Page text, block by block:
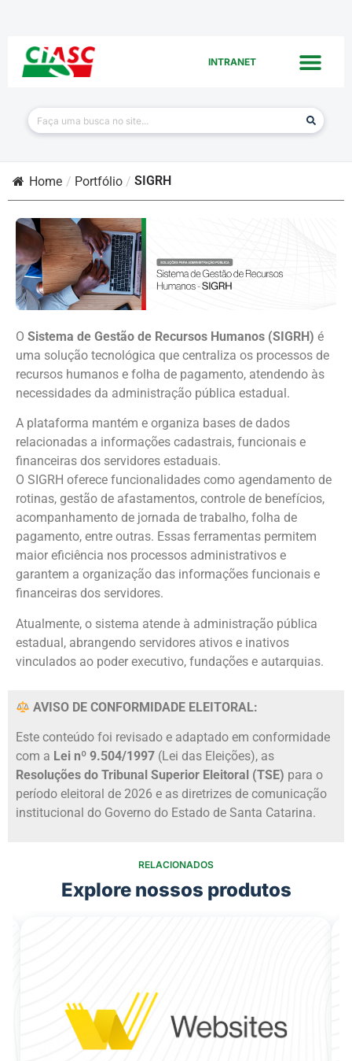
INTRANET
Home / Portfólio / SIGRH
O Sistema de Gestão de Recursos Humanos (SIGRH) é
uma solução tecnológica que centraliza os processos de
recursos humanos e folha de pagamento, atendendo às
necessidades da administração pública estadual.
A plataforma mantém e organiza bases de dados
relacionadas a informações cadastrais, funcionais e
financeiras dos servidores estaduais.
O SIGRH oferece funcionalidades como agendamento de
rotinas, gestão de afastamentos, controle de benefícios,
acompanhamento de jornada de trabalho, folha de
pagamento, entre outras. Essas ferramentas permitem
maior eficiência nos processos administrativos e
garantem a organização das informações funcionais e
financeiras dos servidores.
Atualmente, o sistema atende à administração pública
estadual, abrangendo servidores ativos e inativos
vinculados ao poder executivo, fundações e autarquias.
AVISO DE CONFORMIDADE ELEITORAL:
Este conteúdo foi revisado e adaptado em conformidade
com a Lei nº 9.504/1997 (Lei das Eleições), as
Resoluções do Tribunal Superior Eleitoral (TSE) para o
período eleitoral de 2026 e as diretrizes de comunicação
institucional do Governo do Estado de Santa Catarina.
RELACIONADOS
Explore nossos produtos